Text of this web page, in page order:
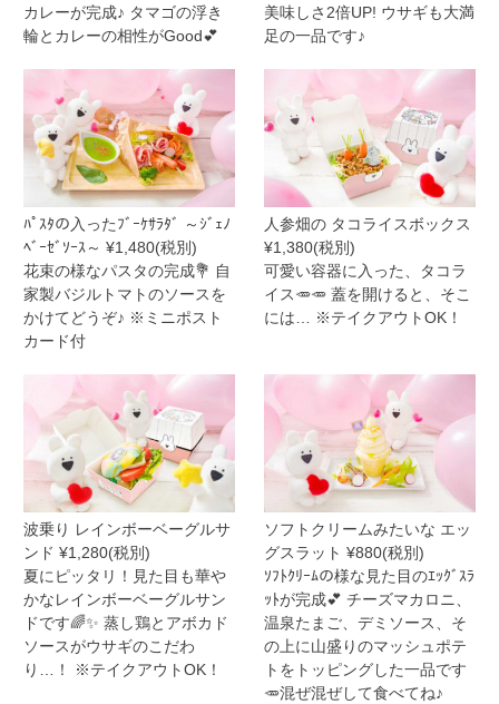
カレーが完成♪ タマゴの浮き
輪とカレーの相性がGood💕
美味しさ2倍UP! ウサギも大満
足の一品です♪
ﾊﾟｽﾀの入ったﾌﾞｰｹｻﾗﾀﾞ ～ｼﾞｪﾉ
ﾍﾞｰｾﾞｿｰｽ～ ¥1,480(税別)
花束の様なパスタの完成💐 自
家製バジルトマトのソースを
かけてどうぞ♪ ※ミニポスト
カード付
人参畑の タコライスボックス
¥1,380(税別)
可愛い容器に入った、タコラ
イス🥕🥕 蓋を開けると、そこ
には… ※テイクアウトOK！
波乗り レインボーベーグルサ
ンド ¥1,280(税別)
夏にピッタリ！見た目も華や
かなレインボーベーグルサン
ドです🌈✨ 蒸し鶏とアボカド
ソースがウサギのこだわ
り…！ ※テイクアウトOK！
ソフトクリームみたいな エッ
グスラット ¥880(税別)
ｿﾌﾄｸﾘｰﾑの様な見た目のｴｯｸﾞｽﾗ
ｯﾄが完成💕 チーズマカロニ、
温泉たまご、デミソース、そ
の上に山盛りのマッシュポテ
トをトッピングした一品です
🥕混ぜ混ぜして食べてね♪